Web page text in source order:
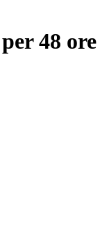
48 ore